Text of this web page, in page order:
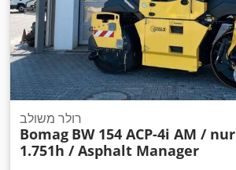
רולר משולב
Bomag BW 154 ACP-4i AM / nur
1.751h / Asphalt Manager